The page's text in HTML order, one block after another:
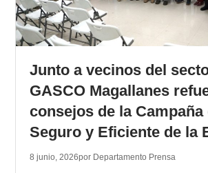
Junto a vecinos del
GASCO Magallanes
consejos de la Campaña
Seguro y Eficiente de la
8 junio, 2026por Departamento Prensa